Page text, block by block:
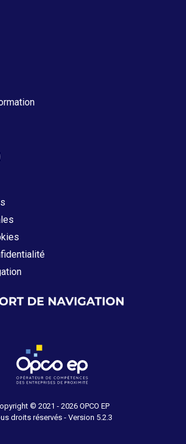
© 2021 - 2026 OPCO EP
droits réservés - Version 5.2.3